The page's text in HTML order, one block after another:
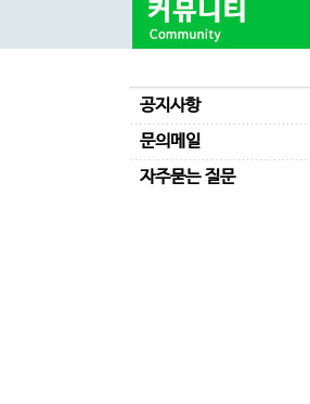
공지사항
문의메일
자주묻는 질문